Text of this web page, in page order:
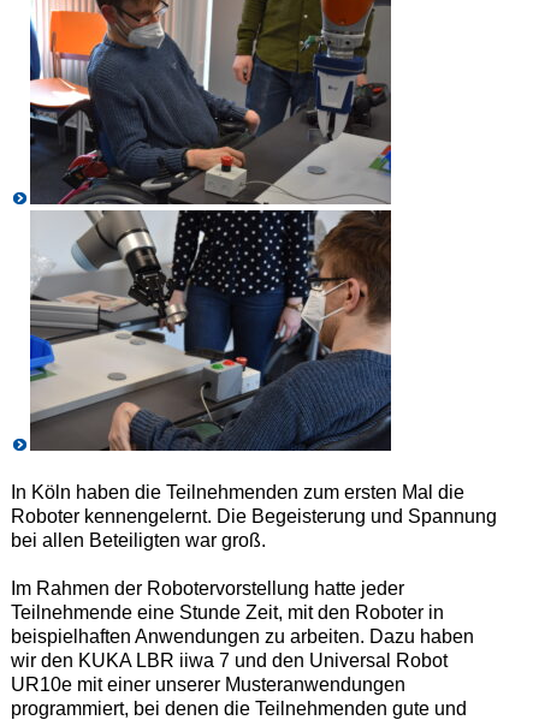
In Köln haben die Teilnehmenden zum ersten Mal die
Roboter kennengelernt. Die Begeisterung und Spannung
bei allen Beteiligten war groß.
Im Rahmen der Robotervorstellung hatte jeder
Teilnehmende eine Stunde Zeit, mit den Roboter in
beispielhaften Anwendungen zu arbeiten. Dazu haben
wir den KUKA LBR iiwa 7 und den Universal Robot
UR10e mit einer unserer Musteranwendungen
programmiert, bei denen die Teilnehmenden gute und